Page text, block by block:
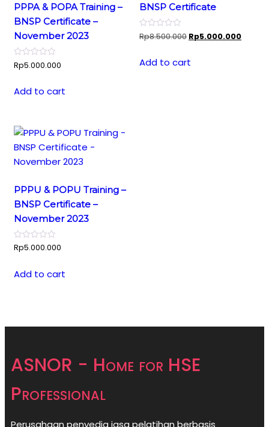
PPPA & POPA Training –
BNSP Certificate –
November 2023
Rp5.000.000
Add to cart
BNSP Certificate
Rp8.500.000 Original
was:
Rp5.000.000
Add to cart
PPPU & POPU Training –
BNSP Certificate –
November 2023
Rp5.000.000
Add to cart
ASNOR - Home for HSE
Professional
Perusahaan penyedia jasa pelatihan berbasis